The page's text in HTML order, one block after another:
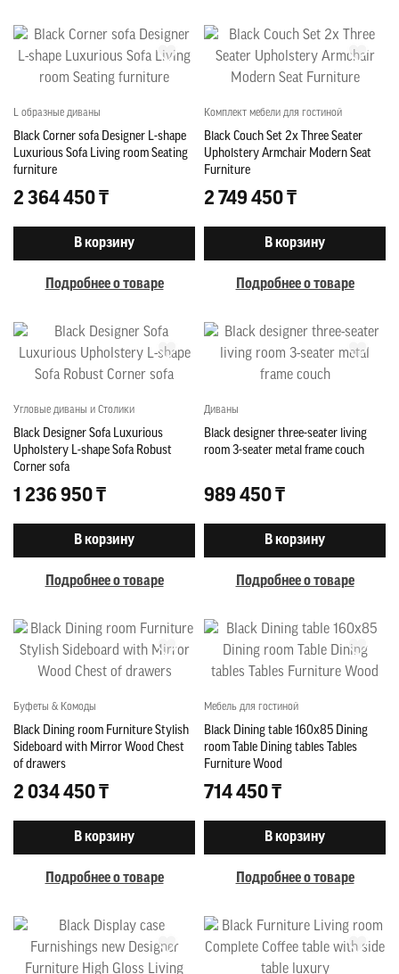
L образные диваны
Black Corner sofa Designer L-shape
Luxurious Sofa Living room Seating
furniture
2 364 450 ₸
В корзину
Подробнее о товаре
Комплект мебели для гостиной
Black Couch Set 2x Three Seater
Upholstery Armchair Modern Seat
Furniture
2 749 450 ₸
В корзину
Подробнее о товаре
Угловые диваны и Столики
Black Designer Sofa Luxurious
Upholstery L-shape Sofa Robust
Corner sofa
1 236 950 ₸
В корзину
Подробнее о товаре
Диваны
Black designer three-seater living
room 3-seater metal frame couch
989 450 ₸
В корзину
Подробнее о товаре
Буфеты & Комоды
Black Dining room Furniture Stylish
Sideboard with Mirror Wood Chest
of drawers
2 034 450 ₸
В корзину
Подробнее о товаре
Мебель для гостиной
Black Dining table 160x85 Dining
room Table Dining tables Tables
Furniture Wood
714 450 ₸
В корзину
Подробнее о товаре